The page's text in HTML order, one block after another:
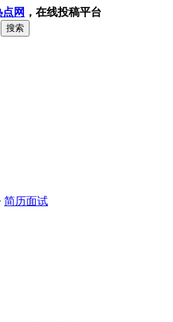
网 ，在线投稿平台
搜索
简历面试